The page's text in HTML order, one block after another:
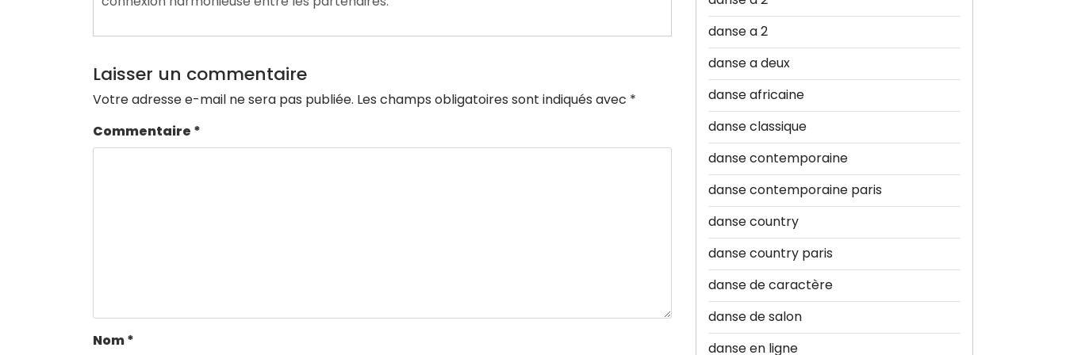
Laisser un commentaire
Votre adresse e-mail ne sera pas publiée. Les champs obligatoires sont indiqués avec *
Commentaire *
Nom*
danse a 2
danse a deux
danse africaine
danse classique
danse contemporaine
danse contemporaine paris
danse country
danse country paris
danse de caractère
danse de salon
danse en ligne